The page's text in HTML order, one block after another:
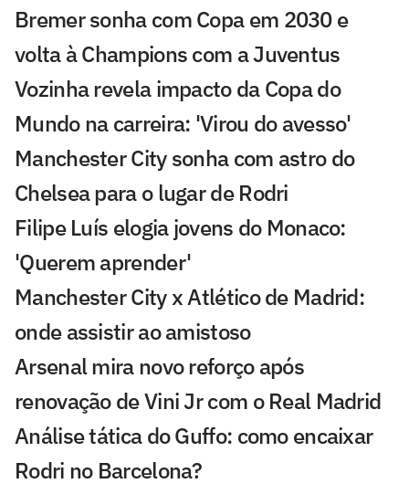
Bremer sonha com Copa em 2030 e
volta à Champions com a Juventus
Vozinha revela impacto da Copa do
Mundo na carreira: 'Virou do avesso'
Manchester City sonha com astro do
Chelsea para o lugar de Rodri
Filipe Luís elogia jovens do Monaco:
'Querem aprender'
Manchester City x Atlético de Madrid:
onde assistir ao amistoso
Arsenal mira novo reforço após
renovação de Vini Jr com o Real Madrid
Análise tática do Guffo: como encaixar
Rodri no Barcelona?